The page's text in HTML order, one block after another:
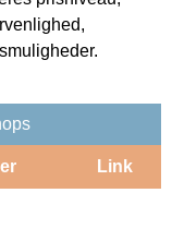
Link